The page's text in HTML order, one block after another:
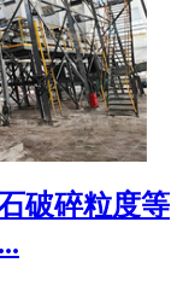
破碎粒度等